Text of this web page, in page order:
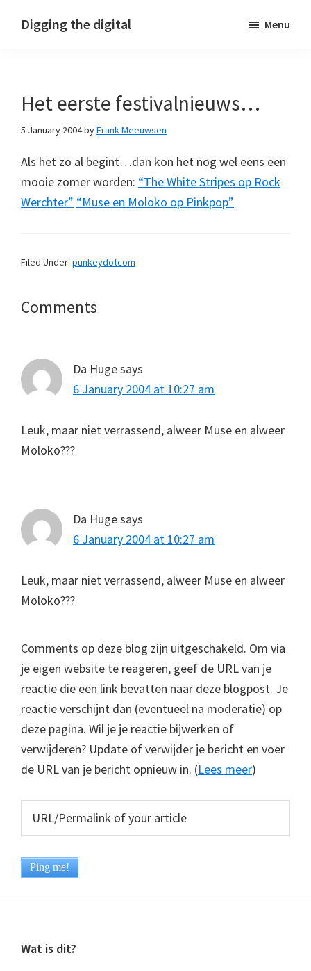
Digging the digital Menu
Het eerste festivalnieuws…
5 January 2004byFrank Meeuwsen
Als het zo al begint…dan kon het nog wel eens een
mooie zomer worden: “The White Stripes op Rock
Werchter” “Muse en Moloko op Pinkpop”
Filed Under: punkeydotcom
Reader
Comments
Da Hugesays
6 January 2004 at 10:27 am
Leuk, maar niet verrassend, alweer Muse en alweer
Moloko???
Da Hugesays
6 January 2004 at 10:27 am
Leuk, maar niet verrassend, alweer Muse en alweer
Moloko???
Comments op deze blog zijn uitgeschakeld. Om via
je eigen website te reageren, geef de URL van je
reactie die een link bevatten naar deze blogpost. Je
reactie verschijnt dan (eventueel na moderatie) op
deze pagina. Wil je je reactie bijwerken of
verwijderen? Update of verwijder je bericht en voer
de URL van je bericht opnieuw in. (Lees meer)
Footer
Wat is dit?